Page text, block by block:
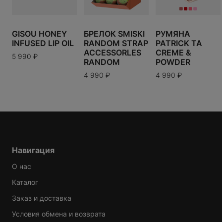
GISOU HONEY
INFUSED LIP OIL
5 990 ₽
БРЕЛОК SMISKI
RANDOM STRAP
ACCESSORLES
RANDOM
4 990 ₽
РУМЯНА
PATRICK TA
CREME &
POWDER
4 990 ₽
Навигация
О нас
Каталог
Заказ и доставка
Условия обмена и возврата
Варианты доставки можно будет узнать при
оформлении заказа.
В КОРЗИНУ